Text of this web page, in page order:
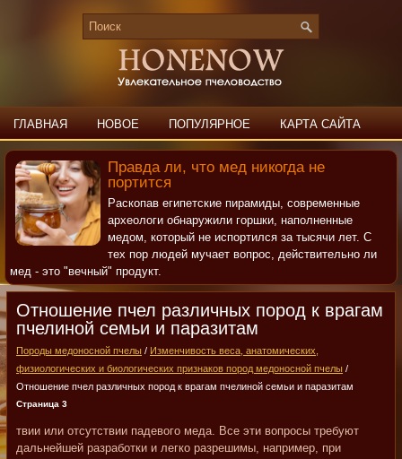
ГЛАВНАЯ НОВОЕ ПОПУЛЯРНОЕ КАРТА САЙТА
ПОИСК КОНТАКТЫ
Правда ли, что мед никогда не
портится
Раскопав египетские пирамиды, современные
археологи обнаружили горшки, наполненные
медом, который не испортился за тысячи лет. С
тех пор людей мучает вопрос, действительно ли
мед - это "вечный" продукт.
Отношение пчел различных пород к врагам
пчелиной семьи и паразитам
Породы медоносной пчелы / Изменчивость веса, анатомических,
физиологических и биологических признаков пород медоносной пчелы /
Отношение пчел различных пород к врагам пчелиной семьи и паразитам
Страница 3
твии или отсутствии падевого меда. Все эти вопросы требуют
дальнейшей разработки и легко разрешимы, например, при